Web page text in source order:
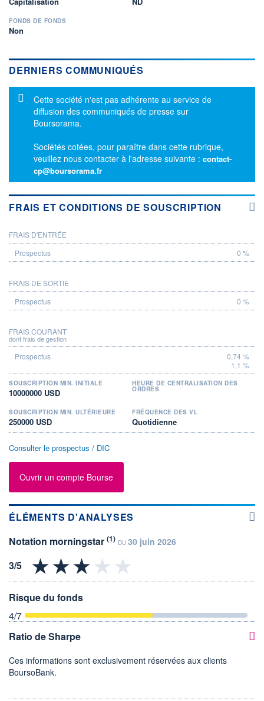
FONDS DE FONDS
Non
DERNIERS COMMUNIQUÉS
Message d'information
Cette société n'est pas adhérente au service de
diffusion des communiqués de presse sur
Boursorama.
Sociétés cotées, pour paraître dans cette rubrique,
veuillez nous contacter à l'adresse suivante : contact-
cp@boursorama.fr
FRAIS ET CONDITIONS DE SOUSCRIPTION
PROSPECTUS
FRAIS D'ENTRÉE
0 %
FRAIS DE SORTIE
0 %
FRAIS COURANT
dont frais de gestion
0,74 %
1,1 %
SOUSCRIPTION MIN. INITIALE
10000000 USD
HEURE DE CENTRALISATION DES
ORDRES
SOUSCRIPTION MIN. ULTÉRIEURE
250000 USD
FRÉQUENCE DES VL
Quotidienne
Consulter le prospectus / DIC
Ouvrir un compte Bourse
ÉLÉMENTS D'ANALYSES
Notation morningstar (1) DU 30 juin 2026
Risque du fonds
4/7
Ratio de Sharpe
Ces informations sont exclusivement réservées aux clients
BoursoBank.